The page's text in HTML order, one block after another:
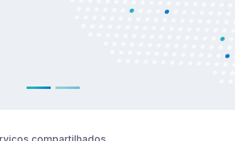
compartilhados